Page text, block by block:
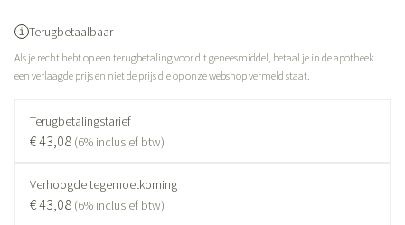
Terugbetaalbaar
Als je recht hebt op een terugbetaling voor dit geneesmiddel, betaal je in de apotheek
een verlaagde prijs en niet de prijs die op onze webshop vermeld staat.
Terugbetalingstarief
€ 43,08 (6% inclusief btw)
Verhoogde tegemoetkoming
€ 43,08 (6% inclusief btw)